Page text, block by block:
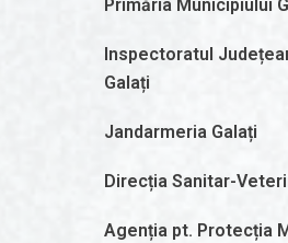
Primăria Municipiului
Inspectoratul
Galați
Jandarmeria Galați
Direcția Sanitar-
Agenția pt. Protecția